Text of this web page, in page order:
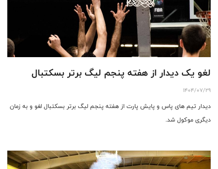
لغو یک دیدار از هفته پنجم لیگ برتر بسکتبال
1404/07/29
دیدار تیم های پاس و پایش پارت از هفته پنجم لیگ برتر بسکتبال لغو و به زمان
دیگری موکول شد.